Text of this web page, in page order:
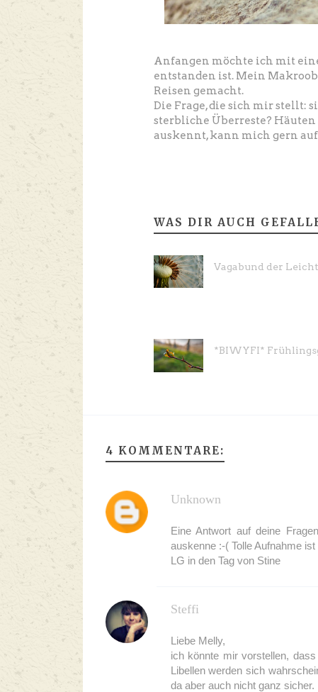
Anfangen möchte ich mit
entstanden ist. Mein
Reisen gemacht.
Die Frage, die sich mir stellt:
sterbliche Überreste?
auskennt, kann mich gern
WAS DIR AUCH
Vagabund der
*BIWYFI*
4 KOMMENTARE:
Unknown
Eine Antwort auf deine
auskenne :-( Tolle Aufnahme
LG in den Tag von Stine
Steffi
Liebe Melly,
ich könnte mir vorstellen,
Libellen werden sich
da aber auch nicht ganz sicher.